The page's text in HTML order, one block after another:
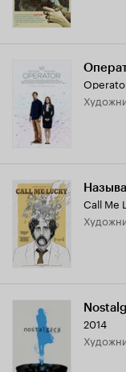
Call Me
2014